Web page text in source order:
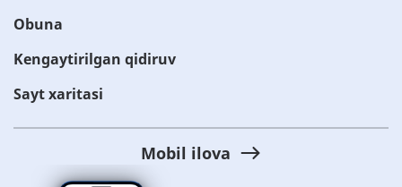
Obuna
Kengaytirilgan qidiruv
Sayt xaritasi
Mobil ilova